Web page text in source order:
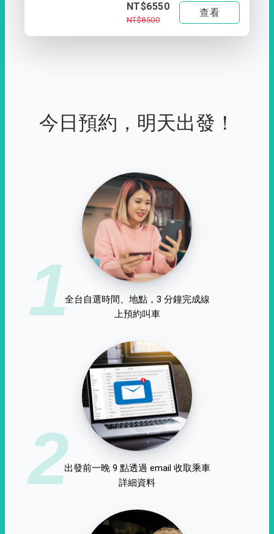
NT$6550
NT$8500
查看
今日預約，明天出發！
1全台自選時間、地點，3 分鐘完成線
上預約叫車
2出發前一晚 9 點透過 email 收取乘車
詳細資料